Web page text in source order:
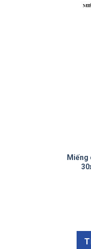
Miếng
tự tiêu kiểu bọt biển